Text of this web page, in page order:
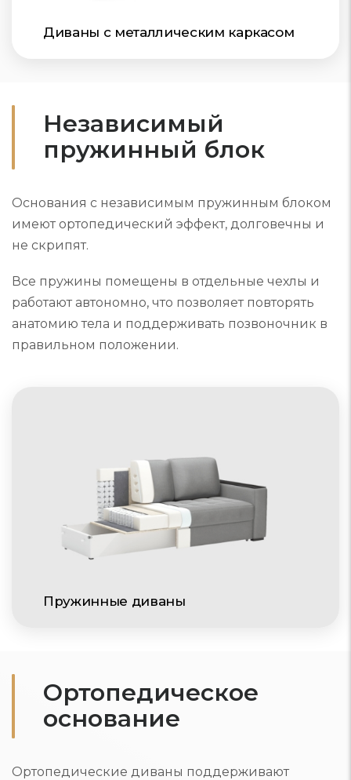
Диваны с металлическим каркасом
Пружинные диваны
Независимый
пружинный блок
Основания с независимым пружинным блоком
имеют ортопедический эффект, долговечны и
не скрипят.
Все пружины помещены в отдельные чехлы и
работают автономно, что позволяет повторять
анатомию тела и поддерживать позвоночник в
правильном положении.
Ортопедическое
основание
Ортопедические диваны поддерживают